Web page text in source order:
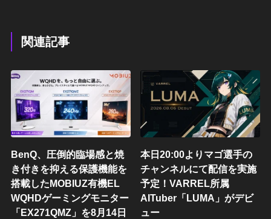
関連記事
BenQ、圧倒的臨場感と焼
き付きを抑える保護機能を
搭載したMOBIUZ有機EL
WQHDゲーミングモニター
「EX271QMZ」を8月14日
本日20:00よりマゴ選手の
チャンネルにて配信を実施
予定！VARREL所属
AITuber「LUMA」がデビ
ュー